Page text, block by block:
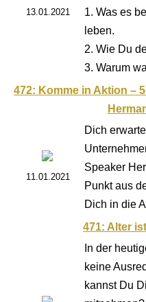
13.01.2021
1. Was es
leben.
2. Wie Du
3. Warum
472: Komme in Aktion –
11.01.2021
Dich
Speaker
Punkt aus
Dich in die
471: Alter
In der
keine
kannst Du